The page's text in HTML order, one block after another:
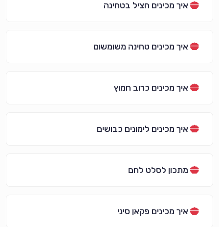
איך מכינים חציל בטחינה
איך מכינים טחינה משומשום
איך מכינים כרוב חמוץ
איך מכינים לימונים כבושים
מתכון לסלט לחם
איך מכינים פקאן סיני